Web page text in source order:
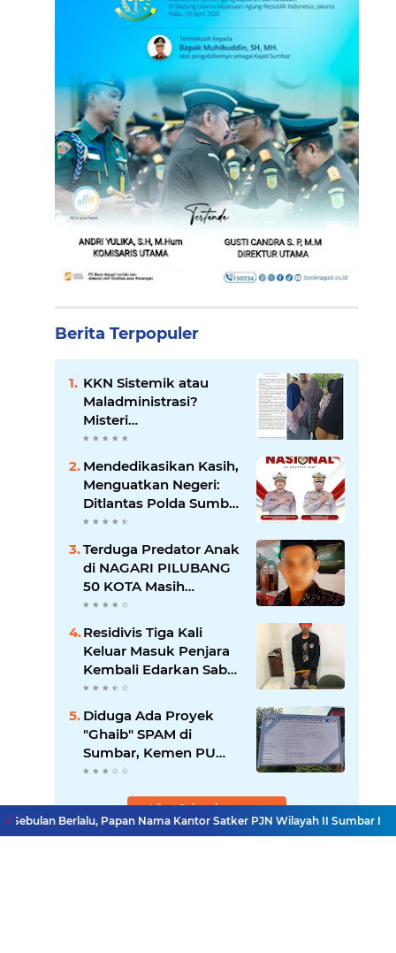
Berita Terpopuler
KKN Sistemik atau
Maladministrasi?
Misteri
"Dikorbankannya" SDN
26 ATT Menguji
Transparansi Pemkot
Padang
Mendedikasikan Kasih,
Menguatkan Negeri:
Ditlantas Polda Sumbar
Apresiasi Peran
Dharma Wanita
sebagai Pilar
Pengabdian
Terduga Predator Anak
di NAGARI PILUBANG
50 KOTA Masih
Berkeliaran
Residivis Tiga Kali
Keluar Masuk Penjara
Kembali Edarkan Sabu,
Polresta Bukittinggi
Sita 62 Paket Siap Edar
Diduga Ada Proyek
"Ghaib" SPAM di
Sumbar, Kemen PU
dan Hutama Karya
Lihat Selengkapnya
Berlalu, Papan Nama Kantor Satker PJN Wilayah II Sumbar Masih